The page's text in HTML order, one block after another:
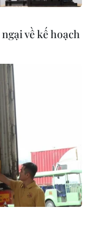
cảnh báo giả mạo
đăng ký kinh
để lừa đảo doanh
08:38
về kế hoạch